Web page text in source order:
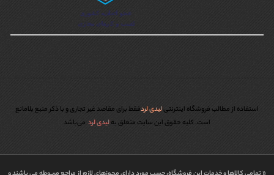
استفاده از مطالب فروشگاه اینترنتیلیدی لردفقط برای مقاصد غیر تجاری و با ذکر منبع بلامانع
است. کليه حقوق اين سايت متعلق بهلیدی لرد می‌باشد